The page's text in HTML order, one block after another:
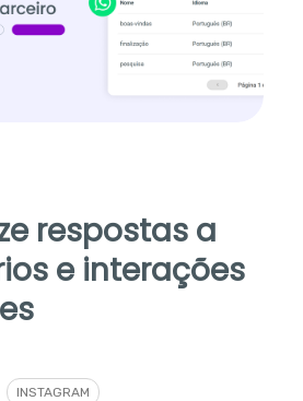
respostas a
e interações
INSTAGRAM